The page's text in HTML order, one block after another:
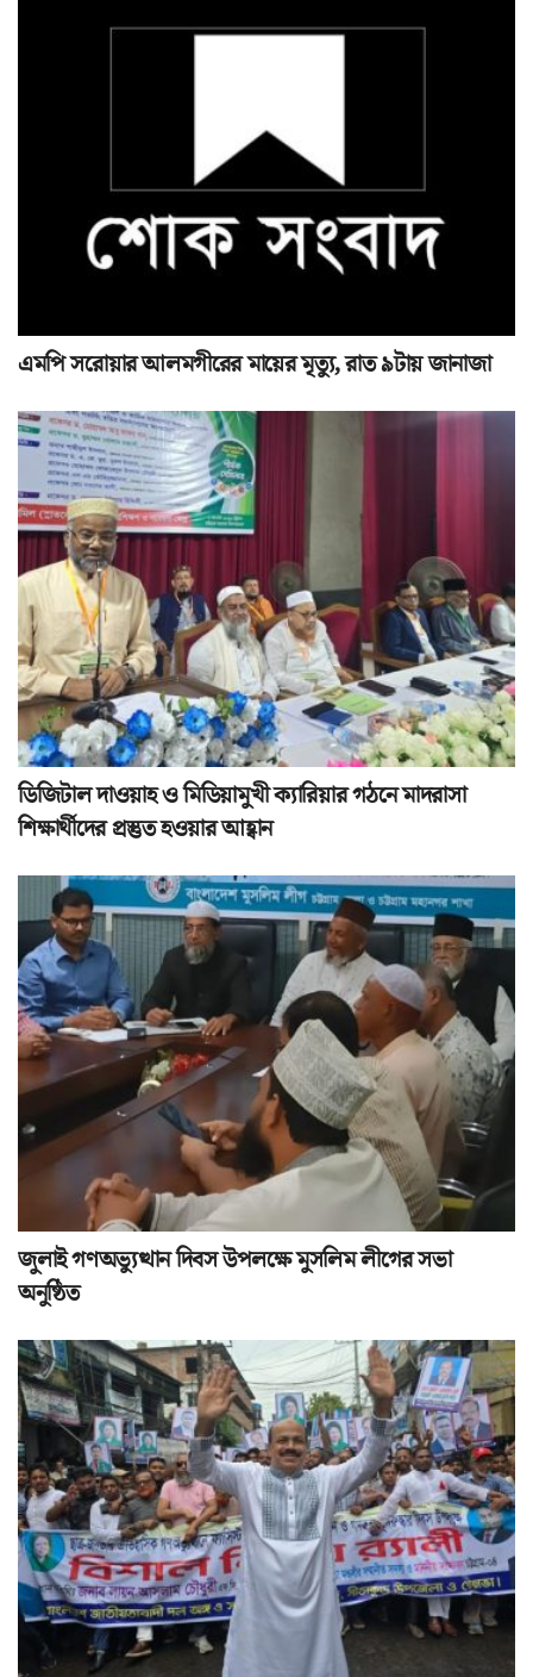
এমপি সরোয়ার আলমগীরের মায়ের মৃত্যু, রাত ৯টায় জানাজা
ডিজিটাল দাওয়াহ ও মিডিয়ামুখী ক্যারিয়ার গঠনে মাদরাসা
শিক্ষার্থীদের প্রস্তুত হওয়ার আহ্বান
জুলাই গণঅভ্যুত্থান দিবস উপলক্ষে মুসলিম লীগের সভা
অনুষ্ঠিত